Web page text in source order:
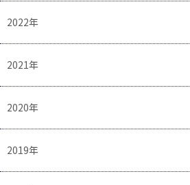
2022年
2021年
2020年
2019年